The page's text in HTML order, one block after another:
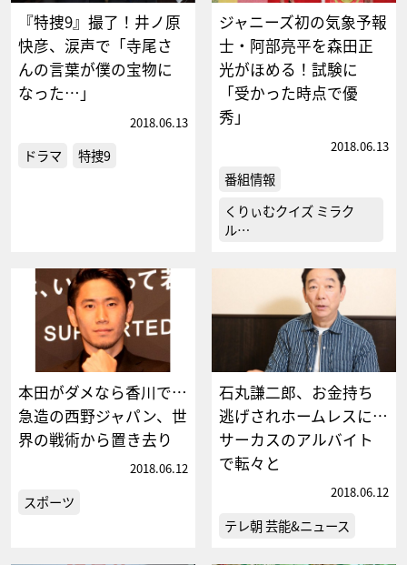
『特捜9』撮了！井ノ原
快彦、涙声で「寺尾さ
んの言葉が僕の宝物に
なった…」
2018.06.13
ドラマ 特捜9
ジャニーズ初の気象予報
士・阿部亮平を森田正
光がほめる！試験に
「受かった時点で優
秀」
2018.06.13
番組情報
くりぃむクイズ ミラク
ル…
本田がダメなら香川で…
急造の西野ジャパン、世
界の戦術から置き去り
2018.06.12
スポーツ
石丸謙二郎、お金持ち
逃げされホームレスに…
サーカスのアルバイト
で転々と
2018.06.12
テレ朝 芸能&ニュース